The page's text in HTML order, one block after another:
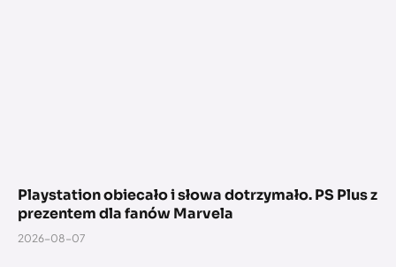
Playstation obiecało i słowa dotrzymało. PS Plus z
prezentem dla fanów Marvela
2026-08-07